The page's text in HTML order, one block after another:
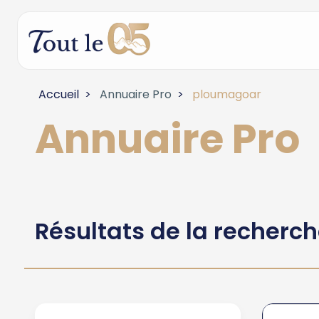
Accueil Annuaire Pro ploumagoar
Annuaire Pro
Résultats de la